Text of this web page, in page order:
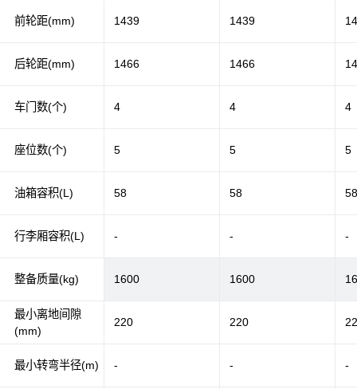
前轮距(mm)
后轮距(mm)
车门数(个)
座位数(个)
油箱容积(L)
行李厢容积(L)
整备质量(kg)
最小离地间隙
(mm)
最小转弯半径(m)
1439 1439
1466 1466
4 4 4
5 5 5
58 58
- - -
1600 1600
220 220
- - -